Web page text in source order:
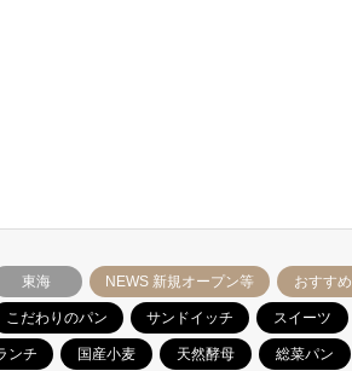
東海 NEWS 新規オープン等 おすすめ
こだわりのパン サンドイッチ スイーツ
ンチ 国産小麦 天然酵母 総菜パン